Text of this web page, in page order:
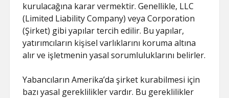
kurulacağına karar vermektir. Genellikle, LLC
(Limited Liability Company) veya Corporation
(Şirket) gibi yapılar tercih edilir. Bu yapılar,
yatırımcıların kişisel varlıklarını koruma altına
alır ve işletmenin yasal sorumluluklarını belirler.
Yabancıların Amerika’da şirket kurabilmesi için
bazı yasal gereklilikler vardır. Bu gereklilikler